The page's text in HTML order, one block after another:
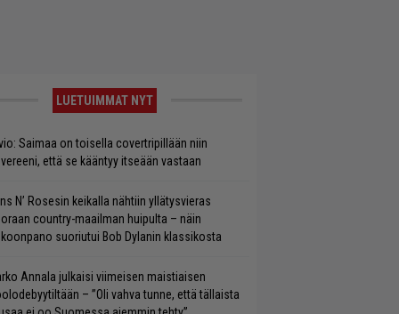
LUETUIMMAT NYT
Saimaa on toisella covertripillään niin
että se kääntyy itseään vastaan
N’ Rosesin keikalla nähtiin yllätysvieras
country-maailman huipulta – näin
suoriutui Bob Dylanin klassikosta
Annala julkaisi viimeisen maistiaisen
– ”Oli vahva tunne, että tällaista